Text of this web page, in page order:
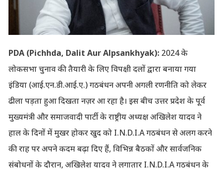
PDA (Pichhda, Dalit Aur Alpsankhyak): 2024 के
लोकसभा चुनाव की तैयारी के लिए विपक्षी दलों द्वारा बनाया गया
इंडिया (आई.एन.डी.आई.ए.) गठबंधन अपनी अगली रणनीति को लेकर
ढीला पड़ता हुआ दिखता नज़र आ रहा है। इस बीच उत्तर प्रदेश के पूर्व
मुख्यमंत्री और समाजवादी पार्टी के राष्ट्रीय अध्यक्ष अखिलेश यादव ने
हाल के दिनों में मुखर होकर खुद को I.N.D.I.A गठबंधन से अलग करने
की राह पर अपने कदम बढ़ा दिए हैं, विभिन्न बैठकों और सार्वजनिक
संबोधनों के दौरान, अखिलेश यादव ने लगातार I.N.D.I.A गठबंधन के